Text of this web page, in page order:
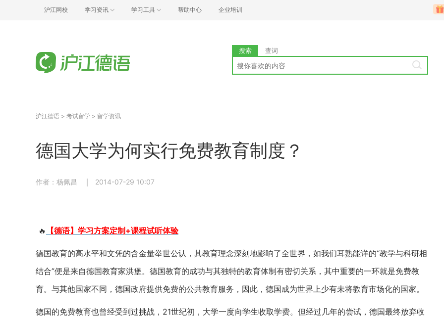
沪江网校 学习资讯 学习工具 帮助中心 企业培训
搜索 查词
沪江德语 > 考试留学 > 留学资讯
德国大学为何实行免费教育制度？
作者：杨佩昌 2014-07-29 10:07
🔥 【德语】学习方案定制+课程试听体验
德国教育的高水平和文凭的含金量举世公认，其教育理念深刻地影响了全世界，如我们耳熟能详的“教学与科研相
结合”便是来自德国教育家洪堡。德国教育的成功与其独特的教育体制有密切关系，其中重要的一环就是免费教
育。与其他国家不同，德国政府提供免费的公共教育服务，因此，德国成为世界上少有未将教育市场化的国家。
德国的免费教育也曾经受到过挑战，21世纪初，大学一度向学生收取学费。但经过几年的尝试，德国最终放弃收